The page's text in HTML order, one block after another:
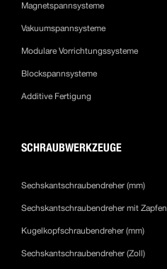
Magnetspannsysteme
Vakuumspannsysteme
Modulare Vorrichtungssysteme
Blockspannsysteme
Additive Fertigung
SCHRAUBWERKZEUGE
Sechskantschraubendreher (mm)
Sechskantschraubendreher mit Zapfen
Kugelkopfschraubendreher (mm)
Sechskantschraubendreher (Zoll)